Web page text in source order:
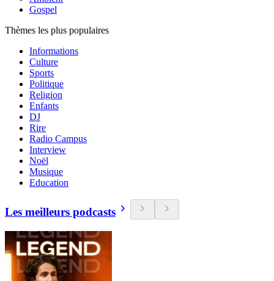
Gospel
Thèmes les plus populaires
Informations
Culture
Sports
Politique
Religion
Enfants
DJ
Rire
Radio Campus
Interview
Noël
Musique
Education
Les meilleurs podcasts